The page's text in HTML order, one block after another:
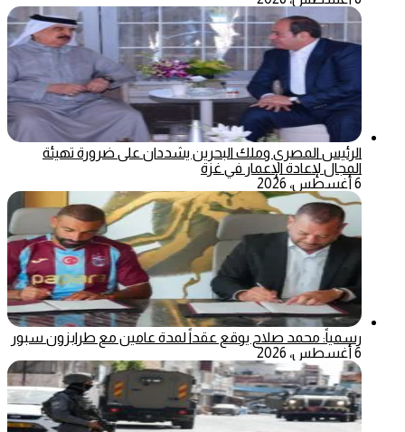
الرئيس المصري وملك البحرين يشددان على ضرورة تهيئة
المجال لإعادة الإعمار في غزة
6 أغسطس، 2026
رسمياً: محمد صلاح يوقع عقداً لمدة عامين مع طرابزون سبور
6 أغسطس، 2026